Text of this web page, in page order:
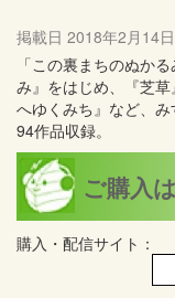
掲載日 2018年2月14日
「この裏まちのぬか
み』をはじめ、『芝
へゆくみち』など、
94作品収録。
ご購入
購入・配信サイト：